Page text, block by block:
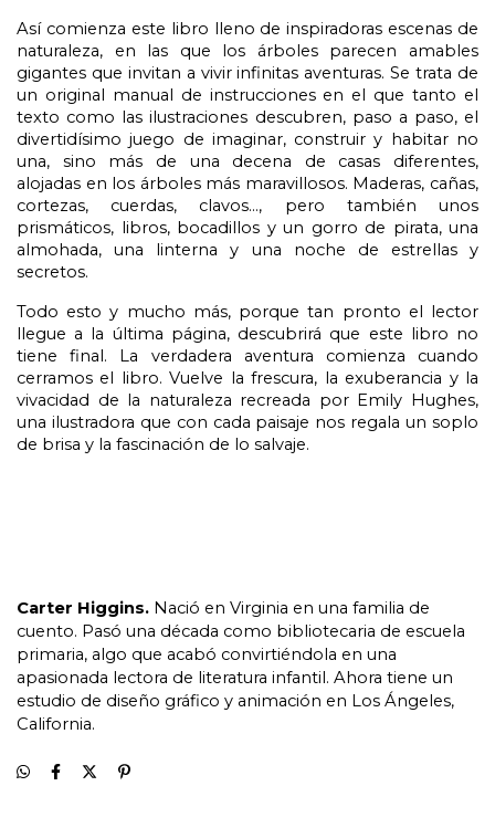
Así comienza este libro lleno de inspiradoras escenas de
naturaleza, en las que los árboles parecen amables
gigantes que invitan a vivir infinitas aventuras. Se trata de
un original manual de instrucciones en el que tanto el
texto como las ilustraciones descubren, paso a paso, el
divertidísimo juego de imaginar, construir y habitar no
una, sino más de una decena de casas diferentes,
alojadas en los árboles más maravillosos. Maderas, cañas,
cortezas, cuerdas, clavos…, pero también unos
prismáticos, libros, bocadillos y un gorro de pirata, una
almohada, una linterna y una noche de estrellas y
secretos.
Todo esto y mucho más, porque tan pronto el lector
llegue a la última página, descubrirá que este libro no
tiene final. La verdadera aventura comienza cuando
cerramos el libro. Vuelve la frescura, la exuberancia y la
vivacidad de la naturaleza recreada por Emily Hughes,
una ilustradora que con cada paisaje nos regala un soplo
de brisa y la fascinación de lo salvaje.
Carter Higgins. Nació en Virginia en una familia de
cuento. Pasó una década como bibliotecaria de escuela
primaria, algo que acabó convirtiéndola en una
apasionada lectora de literatura infantil. Ahora tiene un
estudio de diseño gráfico y animación en Los Ángeles,
California.